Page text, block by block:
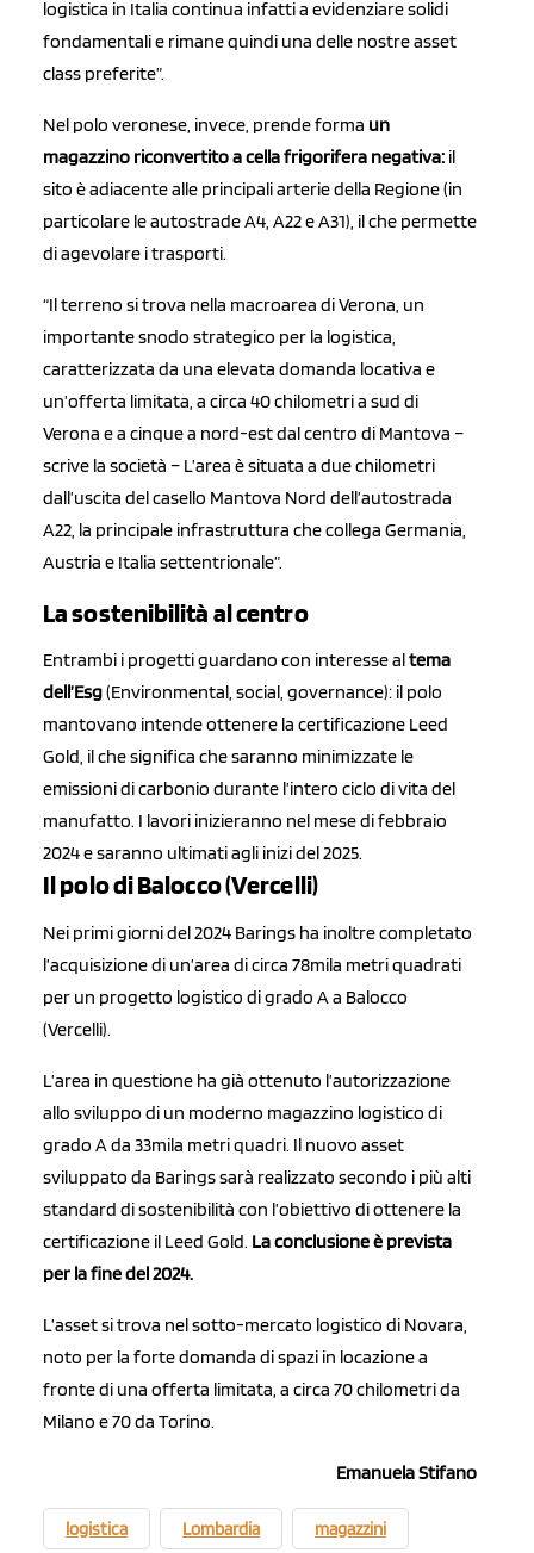
logistica in Italia continua infatti a evidenziare solidi
fondamentali e rimane quindi una delle nostre asset
class preferite”.
Nel polo veronese, invece, prende forma un
magazzino riconvertito a cella frigorifera negativa: il
sito è adiacente alle principali arterie della Regione (in
particolare le autostrade A4, A22 e A31), il che permette
di agevolare i trasporti.
“Il terreno si trova nella macroarea di Verona, un
importante snodo strategico per la logistica,
caratterizzata da una elevata domanda locativa e
un’offerta limitata, a circa 40 chilometri a sud di
Verona e a cinque a nord-est dal centro di Mantova –
scrive la società – L’area è situata a due chilometri
dall’uscita del casello Mantova Nord dell’autostrada
A22, la principale infrastruttura che collega Germania,
Austria e Italia settentrionale”.
La sostenibilità al centro
Entrambi i progetti guardano con interesse altema
dell’Esg(Environmental, social, governance): il polo
mantovano intende ottenere la certificazione Leed
Gold, il che significa che saranno minimizzate le
emissioni di carbonio durante l’intero ciclo di vita del
manufatto. I lavori inizieranno nel mese di febbraio
2024 e saranno ultimati agli inizi del 2025.
Il polo di Balocco (Vercelli)
Nei primi giorni del 2024 Barings ha inoltre completato
l’acquisizione di un’area di circa 78mila metri quadrati
per un progetto logistico di grado A a Balocco
(Vercelli).
L’area in questione ha già ottenuto l’autorizzazione
allo sviluppo di un moderno magazzino logistico di
grado A da 33mila metri quadri. Il nuovo asset
sviluppato da Barings sarà realizzato secondo i più alti
standard di sostenibilità con l’obiettivo di ottenere la
certificazione il Leed Gold. La conclusione è prevista
per la fine del 2024.
L’asset si trova nel sotto-mercato logistico di Novara,
noto per la forte domanda di spazi in locazione a
fronte di una offerta limitata, a circa 70 chilometri da
Milano e 70 da Torino.
Emanuela Stifano
logistica Lombardia magazzini